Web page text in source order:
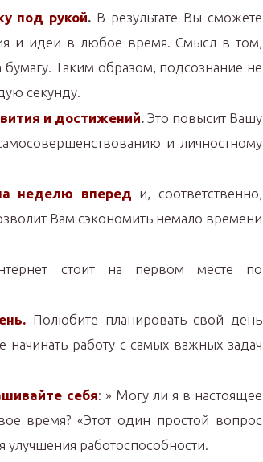
под рукой. В результате Вы сможете
и идеи в любое время. Смысл в том,
Таким образом, подсознание не
секунду.
и достижений. Это повысит Вашу
и личностному
неделю вперед и, соответственно,
Вам сэкономить немало времени
стоит на первом месте по
Полюбите планировать свой день
начинать работу с самых важных задач
себя: » Могу ли я в настоящее
время? «Этот один простой вопрос
улучшения работоспособности.